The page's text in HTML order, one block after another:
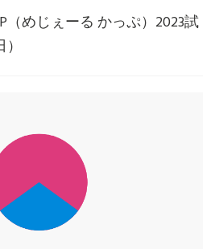
（めじぇーる かっぷ）2023試